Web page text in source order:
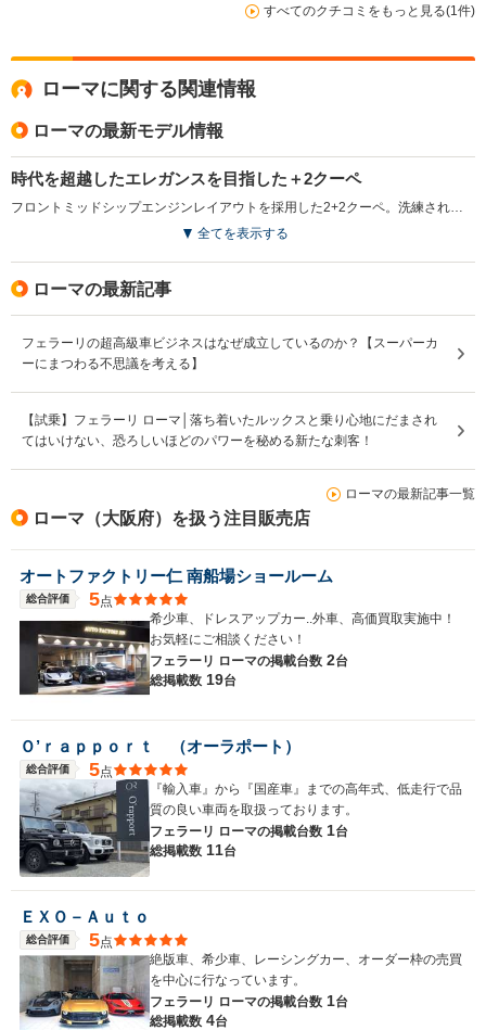
すべてのクチコミをもっと見る(1件)
ローマに関する関連情報
ローマの最新モデル情報
時代を超越したエレガンスを目指した＋2クーペ
フロントミッドシップエンジンレイアウトを採用した2+2クーペ。洗練されたプロポーションと時代を超越したデザインに加え、比類のないパフォーマンスとハンドリングも実現させている。独自のパフォーマンスとスタイルは、1950～60年代のローマを特徴づけるような、気ままで楽しい当時の生活スタイルを表現したもの。エンジンは、最高出力620ps／最大トルク760N・mを発生する、3.8L V8ターボで、新設計の8速デュアルクラッチミッションとの組み合わせで、0-100km/h加速3.4秒、最高速度320km/hを実現している。リアウインドウに組み込まれた可動式のリアスポイラーが圧倒的なダウンフォースを確保。セグメントで最も優れたパワーウェイトレシオを誇る。（2020.4）
全てを表示する
ローマの最新記事
フェラーリの超高級車ビジネスはなぜ成立しているのか？【スーパーカ
ーにまつわる不思議を考える】
【試乗】フェラーリ ローマ│落ち着いたルックスと乗り心地にだまされ
てはいけない、恐ろしいほどのパワーを秘める新たな刺客！
ローマの最新記事一覧
ローマ（大阪府）を扱う注目販売店
オートファクトリー仁 南船場ショールーム
総合評価 5点
希少車、ドレスアップカー..外車、高価買取実施中！
お気軽にご相談ください！
フェラーリ ローマの掲載台数 2台
総掲載数 19台
Ｏ’ｒａｐｐｏｒｔ （オーラポート）
総合評価 5点
『輸入車』から『国産車』までの高年式、低走行で品
質の良い車両を取扱っております。
フェラーリ ローマの掲載台数 1台
総掲載数 11台
ＥＸＯ－Ａｕｔｏ
総合評価 5点
絶版車、希少車、レーシングカー、オーダー枠の売買
を中心に行なっています。
フェラーリ ローマの掲載台数 1台
総掲載数 4台